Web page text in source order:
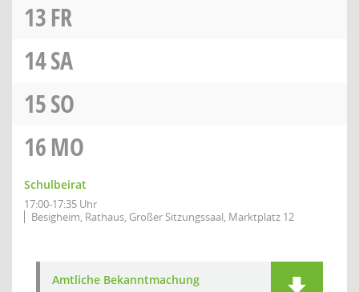
13FR
14SA
15SO
16MO
Schulbeirat
17:00-17:35 Uhr
Besigheim, Rathaus, Großer Sitzungssaal, Marktplatz 12
Amtliche Bekanntmachung